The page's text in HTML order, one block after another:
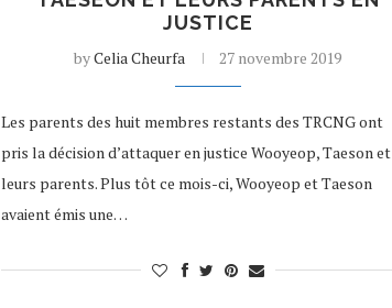
JUSTICE
byCelia Cheurfa 27 novembre 2019
Les parents des huit membres restants des TRCNG ont
pris la décision d’attaquer en justice Wooyeop, Taeson et
leurs parents. Plus tôt ce mois-ci, Wooyeop et Taeson
avaient émis une…